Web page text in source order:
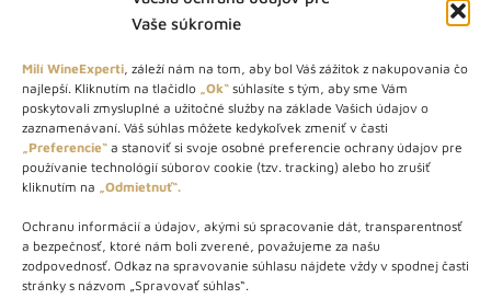
Vaše súkromie
Milí WineExperti, záleží nám na tom, aby bol Váš zážitok z nakupovania čo
najlepší. Kliknutím na tlačidlo „Ok“ súhlasíte s tým, aby sme Vám
poskytovali zmysluplné a užitočné služby na základe Vašich údajov o
zaznamenávaní. Váš súhlas môžete kedykoľvek zmeniť v časti
„Preferencie“ a stanoviť si svoje osobné preferencie ochrany údajov pre
používanie technológií súborov cookie (tzv. tracking) alebo ho zrušiť
kliknutím na „Odmietnuť“.
Ochranu informácií a údajov, akými sú spracovanie dát, transparentnosť
a bezpečnosť, ktoré nám boli zverené, považujeme za našu
zodpovednosť. Odkaz na spravovanie súhlasu nájdete vždy v spodnej časti
stránky s názvom „Spravovať súhlas“.
O NÁS
STORE – obchod s vínom a destilátmi od roku 2010. Na našej
webovej stránke predávame viac ako 1000+ značkových
produktov.
Info tel.: +421 917 779 888
Vínotéka: +421 917 888 879